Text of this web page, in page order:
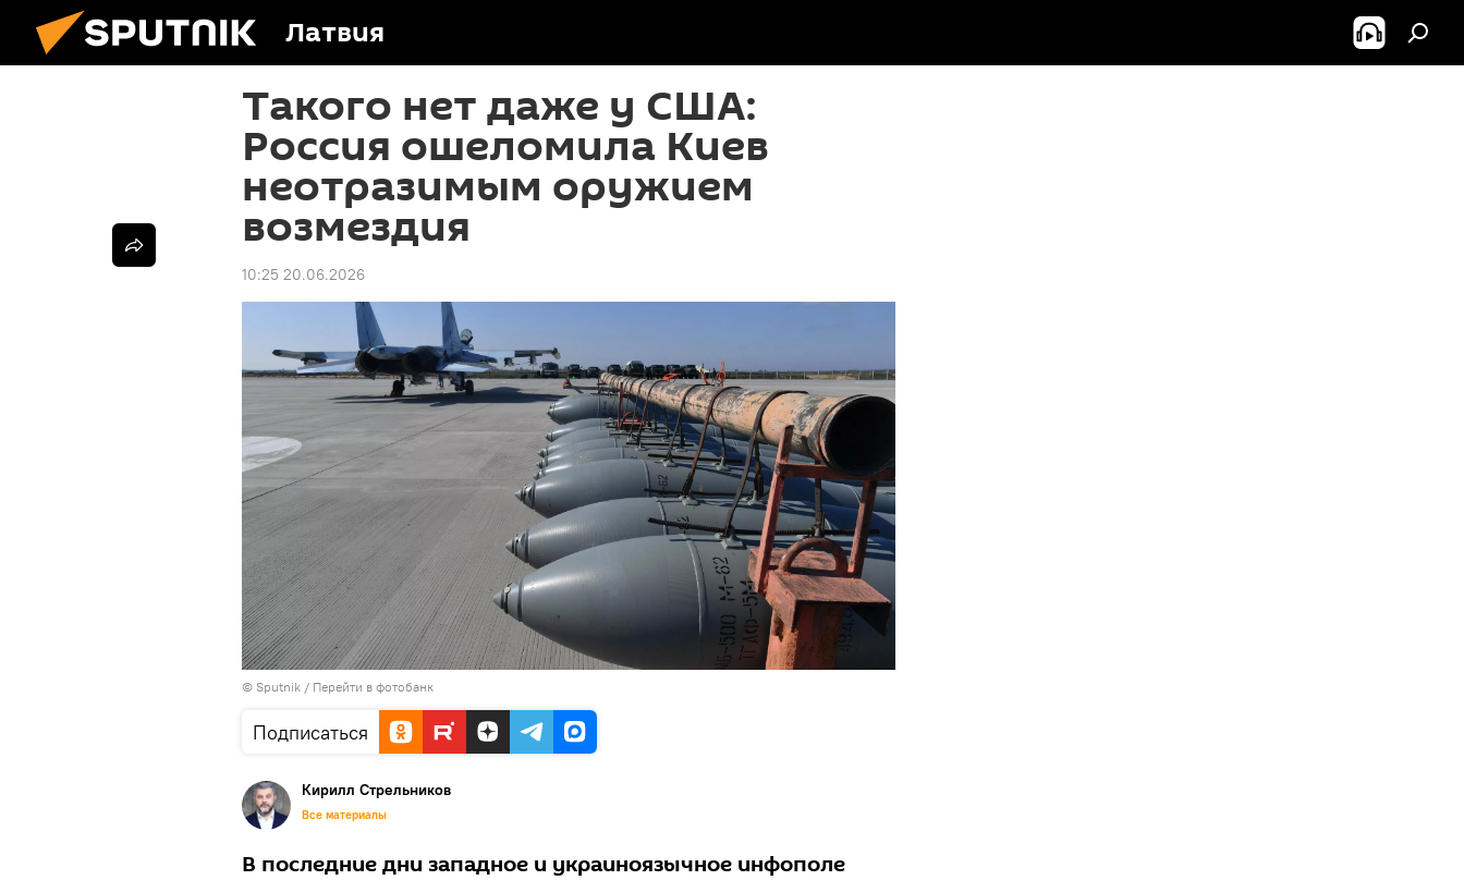
Латвия
Такого нет даже у США:
Россия ошеломила Киев
неотразимым оружием
возмездия
10:25 20.06.2026
© Sputnik / Перейти в фотобанк
Подписаться
Кирилл Стрельников
Все материалы
В последние дни западное и украиноязычное инфополе